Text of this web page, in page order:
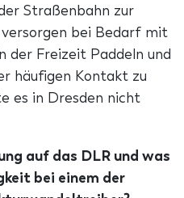
Straßenbahn zur
bei Bedarf mit
der Freizeit Paddeln und
häufigen Kontakt zu
es in Dresden nicht
auf das DLR und was
bei einem der